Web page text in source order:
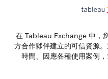
在 Tableau Exchange 中，
方合作夥伴建立的可信資源
時間、因應各種使用案例